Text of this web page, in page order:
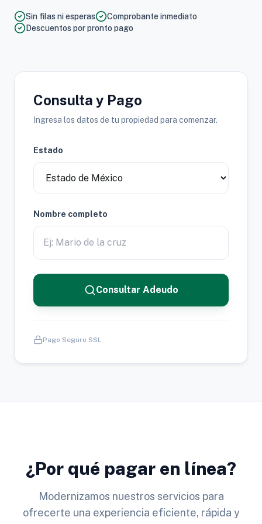
Sin filas ni esperas
Comprobante inmediato
Descuentos por pronto pago
Consulta y Pago
Ingresa los datos de tu propiedad para comenzar.
Estado
Nombre completo
Consultar Adeudo
Pago Seguro SSL
¿Por qué pagar en línea?
Modernizamos nuestros servicios para
ofrecerte una experiencia eficiente, rápida y